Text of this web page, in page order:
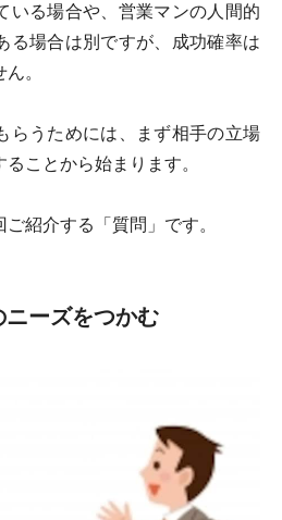
いる場合や、営業マンの人間的
る場合は別ですが、成功確率は
。
らうためには、まず相手の立場
ことから始まります。
紹介する「質問」です。
ニーズをつかむ